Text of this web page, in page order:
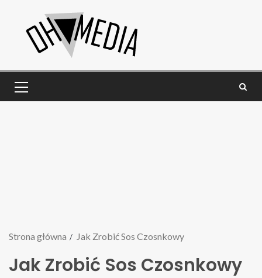
Strona główna Jak Zrobić Sos Czosnkowy
Jak Zrobić Sos Czosnkowy